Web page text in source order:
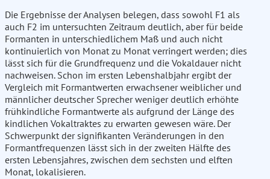
Die Ergebnisse der Analysen belegen, dass sowohl F1 als
auch F2 im untersuchten Zeitraum deutlich, aber für beide
Formanten in unterschiedlichem Maß und auch nicht
kontinuierlich von Monat zu Monat verringert werden; dies
lässt sich für die Grundfrequenz und die Vokaldauer nicht
nachweisen. Schon im ersten Lebenshalbjahr ergibt der
Vergleich mit Formantwerten erwachsener weiblicher und
männlicher deutscher Sprecher weniger deutlich erhöhte
frühkindliche Formantwerte als aufgrund der Länge des
kindlichen Vokaltraktes zu erwarten gewesen wäre. Der
Schwerpunkt der signifikanten Veränderungen in den
Formantfrequenzen lässt sich in der zweiten Hälfte des
ersten Lebensjahres, zwischen dem sechsten und elften
Monat, lokalisieren.